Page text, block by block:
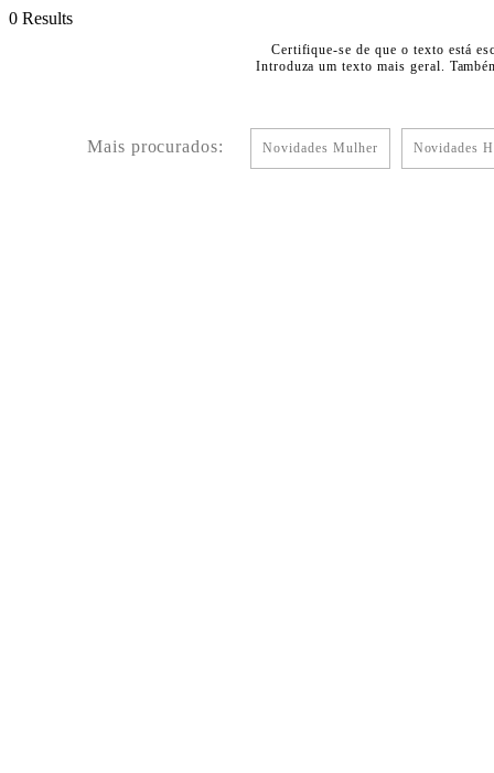
0 Results
Certifique-se de que o texto está
Introduza um texto mais geral.
Mais procurados: Novidades Mulher Novidades